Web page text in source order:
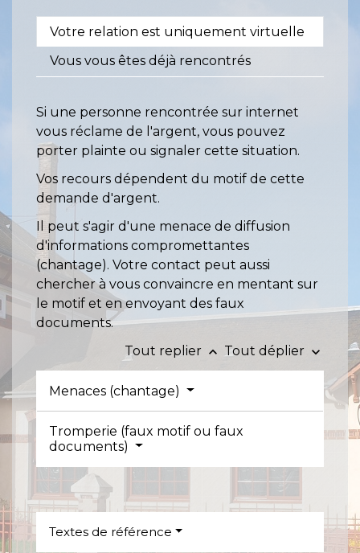
Votre relation est uniquement virtuelle
Vous vous êtes déjà rencontrés
Si une personne rencontrée sur internet
vous réclame de l'argent, vous pouvez
porter plainte ou signaler cette situation.
Vos recours dépendent du motif de cette
demande d'argent.
Il peut s'agir d'une menace de diffusion
d'informations compromettantes
(chantage). Votre contact peut aussi
chercher à vous convaincre en mentant sur
le motif et en envoyant des faux
documents.
Tout replier keyboard_arrow_up Tout déplier keyboard_arrow_down
Menaces (chantage)
Tromperie (faux motif ou faux
documents)
Textes de référence